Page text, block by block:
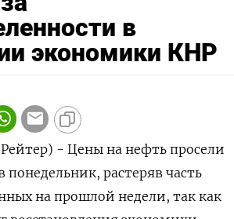
в
экономики КНР
- Цены на нефть просели
понедельник, растеряв часть
на прошлой недели, так как